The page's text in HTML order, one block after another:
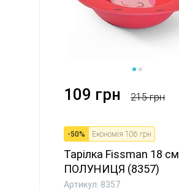
109 грн 215 грн
-50% Економія 106 грн
Тарілка Fissman 18 см
ПОЛУНИЦЯ (8357)
Артикул: 8357